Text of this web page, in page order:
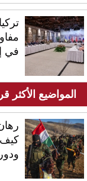
في
المواضيع الأكثر
كيف